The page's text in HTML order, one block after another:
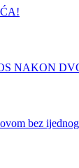
NAKON
bez